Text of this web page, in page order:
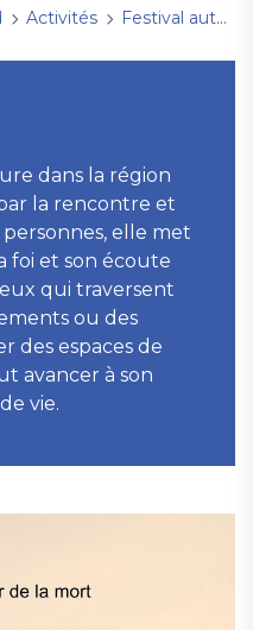
Activités Festival autour de la mort
dans la région
la rencontre et
personnes, elle met
foi et son écoute
qui traversent
ou des
des espaces de
avancer à son
vie.